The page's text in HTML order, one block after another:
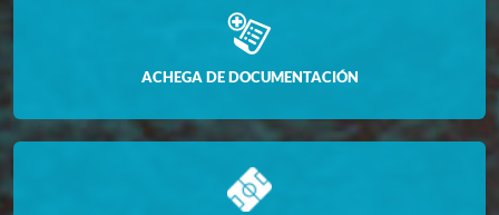
ACHEGA DE DOCUMENTACIÓN